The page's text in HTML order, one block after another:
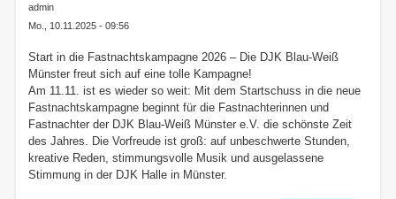
admin
Mo., 10.11.2025 - 09:56
Start in die Fastnachtskampagne 2026 – Die DJK Blau-Weiß
Münster freut sich auf eine tolle Kampagne!
Am 11.11. ist es wieder so weit: Mit dem Startschuss in die neue
Fastnachtskampagne beginnt für die Fastnachterinnen und
Fastnachter der DJK Blau-Weiß Münster e.V. die schönste Zeit
des Jahres. Die Vorfreude ist groß: auf unbeschwerte Stunden,
kreative Reden, stimmungsvolle Musik und ausgelassene
Stimmung in der DJK Halle in Münster.